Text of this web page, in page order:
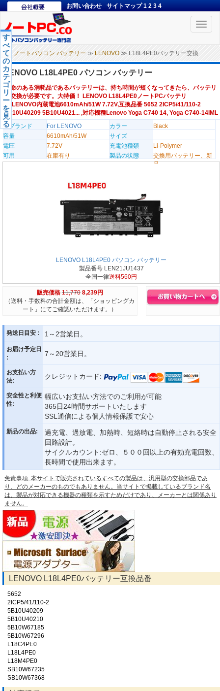
お問い合わせ サイトマップ 1 2 3 4
Toggle
ノートパソコン バッテリー ≫ LENOVO ≫ L18L4PE0バッテリー交換
す
べ
て
の
カ
テ
ゴ
リ
ー
を
見
る
LENOVO L18L4PE0 パソコン バッテリー
寿命のある消耗品であるバッテリーは、持ち時間が短くなってきたら、バッテリ
ー交換が必要です。大特価！ LENOVO L18L4PE0ノートPCバッテリ
ー,LENOVO内蔵電池6610mAh/51W 7.72V,互換品番 5652 2ICP5/41/110-2
5B10U40209 5B10U4021... ,対応機種Lenovo Yoga C740 14, Yoga C740-14IML
のブランド
For LENOVO カラー
Black
容量
6610mAh/51W
サイズ
電圧
7.72V 充電池種類
Li-Polymer
可用
在庫有り 製品の状態
交換用バッテリー、新
品
LENOVO L18L4PE0 パソコン バッテリー
製品番号 LEN21JU1437
全国一律送料560円
販売価格 11,770 8,239円
（送料・手数料の合計金額は、「ショッピングカ
ート」にてご確認いただけます。）
発送日目安 : 1～2営業日。
お届け予定日
:
7～20営業日。
お支払い方
法:
クレジットカード:
安全性と利便
性:
幅広いお支払い方法でのご利用が可能
365日24時間サポートいたします
SSL通信による個人情報保護で安心
新品の出品:
過充電、過放電、加熱時、短絡時は自動停止される安全
回路設計。
サイクルカウント:ゼロ、５００回以上の有効充電回数、
長時間で使用出来ます。
免責事項: 本サイトで販売されているすべての製品は、汎用型の交換部品であ
り、どのメーカーのものでもありません。当サイトで掲載しているブランド名
は、製品が対応できる機器の種類を示すためだけであり、メーカーとは関係あり
ません。
LENOVO L18L4PE0バッテリー互換品番
5652
2ICP5/41/110-2
5B10U40209
5B10U40210
5B10W67185
5B10W67296
L18C4PE0
L18L4PE0
L18M4PE0
SB10W67235
SB10W67368